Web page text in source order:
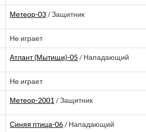
Метеор-03 / Защитник
Не играет
Атлант (Мытищи)-05 / Нападающий
Не играет
Метеор-2001 / Защитник
Синяя птица-06 / Нападающий